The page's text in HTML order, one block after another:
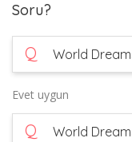
Soru?
Q World
Evet uygun
Q World